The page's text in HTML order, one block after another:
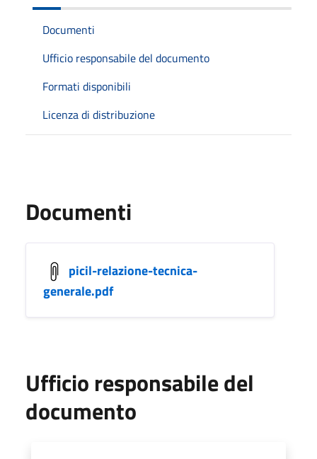
Documenti
Ufficio responsabile del documento
Formati disponibili
Licenza di distribuzione
Documenti
picil-relazione-tecnica-
generale.pdf
Ufficio responsabile del
documento